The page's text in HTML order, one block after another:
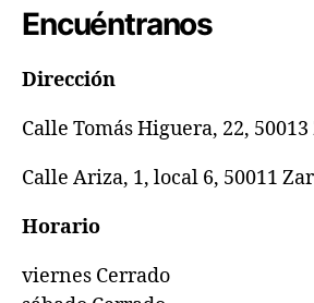
Encuéntranos
Dirección
Calle Tomás Higuera, 22,
Calle Ariza, 1, local 6, 50011
Horario
viernes Cerrado